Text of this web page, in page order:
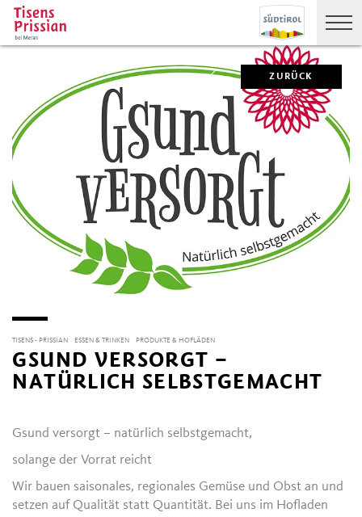
ZURÜCK
TISENS - PRISSIAN ESSEN & TRINKEN PRODUKTE & HOFLÄDEN
GSUND VERSORGT –
NATÜRLICH SELBSTGEMACHT
Gsund versorgt – natürlich selbstgemacht,
solange der Vorrat reicht
Wir bauen saisonales, regionales Gemüse und Obst an und
setzen auf Qualität statt Quantität. Bei uns im Hofladen